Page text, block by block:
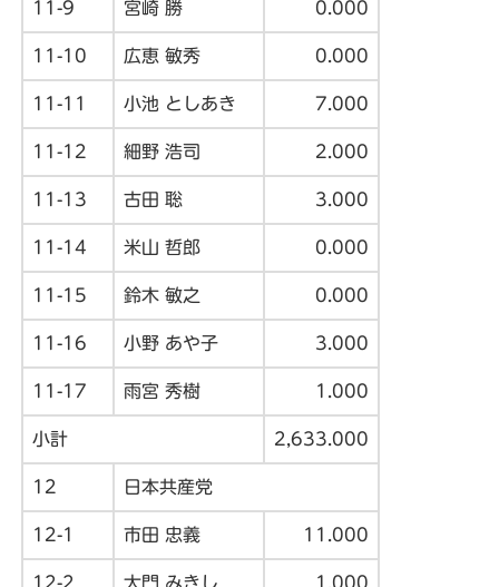
11-9 宮崎 勝 0.000
11-10 広恵 敏秀 0.000
11-11 小池 としあき 7.000
11-12 細野 浩司 2.000
11-13 古田 聡 3.000
11-14 米山 哲郎 0.000
11-15 鈴木 敏之 0.000
11-16 小野 あや子 3.000
11-17 雨宮 秀樹 1.000
小計 2,633.000
12 日本共産党
12-1 市田 忠義 11.000
12-2 大門 みきし 1.000